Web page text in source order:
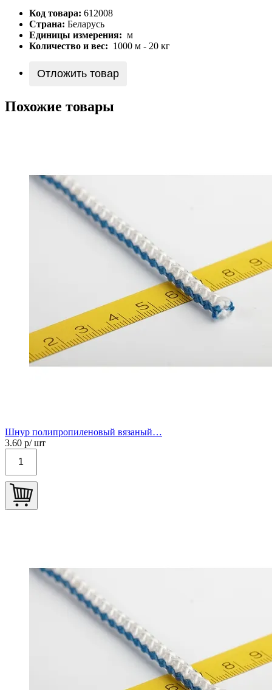
Код товара: 612008
Страна: Беларусь
Единицы измерения: м
Количество и вес: 1000 м - 20 кг
Отложить товар
Похожие товары
Шнур полипропиленовый вязаный…
3.60 р/ шт